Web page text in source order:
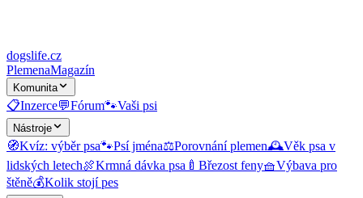
dogslife.cz
PlemenaMagazín
Komunita
📋Inzerce💬Fórum🐾Vaši psi
Nástroje
🧭Kvíz: výběr psa🐾Psí jména⚖️Porovnání plemen🕰️Věk psa v
lidských letech🍖Krmná dávka psa 🍼 Březost feny🧺Výbava pro
štěně💰Kolik stojí pes